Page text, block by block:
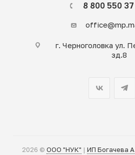
8 800 550
г. Черноголовка ул.
зд.8
2026 © ООО "НУК" | ИП Богачева